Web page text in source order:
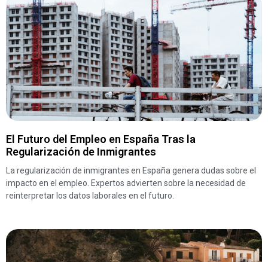
El Futuro del Empleo en España Tras la
Regularización de Inmigrantes
La regularización de inmigrantes en España genera dudas sobre el
impacto en el empleo. Expertos advierten sobre la necesidad de
reinterpretar los datos laborales en el futuro.